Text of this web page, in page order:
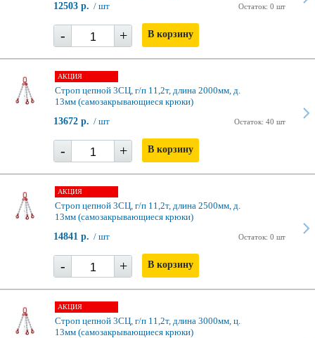
Остаток: 0 шт
12503 р. / шт
- + В корзину
АКЦИЯ
Строп цепной 3СЦ, г/п 11,2т, длина 2000мм, д.
13мм (самозакрывающиеся крюки)
Остаток: 40 шт
13672 р. / шт
- + В корзину
АКЦИЯ
Строп цепной 3СЦ, г/п 11,2т, длина 2500мм, д.
13мм (самозакрывающиеся крюки)
Остаток: 0 шт
14841 р. / шт
- + В корзину
АКЦИЯ
Строп цепной 3СЦ, г/п 11,2т, длина 3000мм, ц.
13мм (самозакрывающиеся крюки)